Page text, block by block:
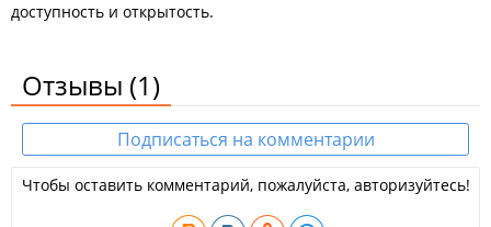
доступность и открытость.
Отзывы (1)
Подписаться на комментарии
Чтобы оставить комментарий, пожалуйста, авторизуйтесь!